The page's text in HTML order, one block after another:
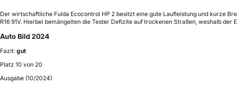
Der wirtschaftliche Fulda Ecocontrol HP 2 besitzt eine gute Laufleistung und kurze
R16 91V. Hierbei bemängelten die Tester Defizite auf trockenen Straßen, weshalb
Auto Bild 2024
Fazit: gut
Platz 10 von 20
Ausgabe (10/2024)